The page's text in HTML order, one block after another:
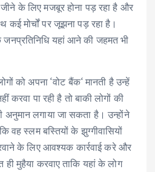
के लिए मजबूर होना पड़ रहा है और
कई मोर्चों पर जूझना पड़ रहा है।
यहां आने की जहमत भी
को अपना ‘वोट बैंक‘ मानती है उन्हें
करवा पा रही है तो बाकी लोगों की
अनुमान लगाया जा सकता है। उन्होंने
वह स्लम बस्तियों के झुग्गीवासियों
के लिए आवश्यक कार्रवाई करे और
ही मुहैया करवाए ताकि यहां के लोग